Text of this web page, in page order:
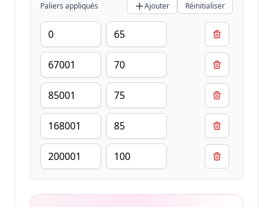
Paliers appliqués Ajouter Réinitialiser